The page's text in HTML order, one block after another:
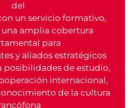
del
un servicio formativo,
amplia cobertura
para
y aliados estratégicos
posibilidades de estudio,
internacional,
de la cultura
Cuidamos